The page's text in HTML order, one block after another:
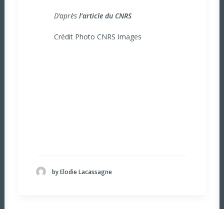
D’après l’article du CNRS
Crédit Photo CNRS Images
by Elodie Lacassagne